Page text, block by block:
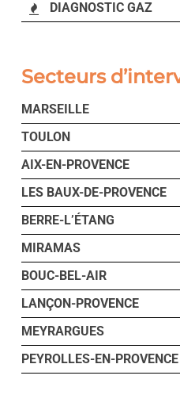
DIAGNOSTIC GAZ
Secteurs
MARSEILLE
TOULON
AIX-EN-PROVENCE
LES BAUX-DE-PROVENCE
BERRE-L’ÉTANG
MIRAMAS
BOUC-BEL-AIR
LANÇON-PROVENCE
MEYRARGUES
PEYROLLES-EN-PROVENCE